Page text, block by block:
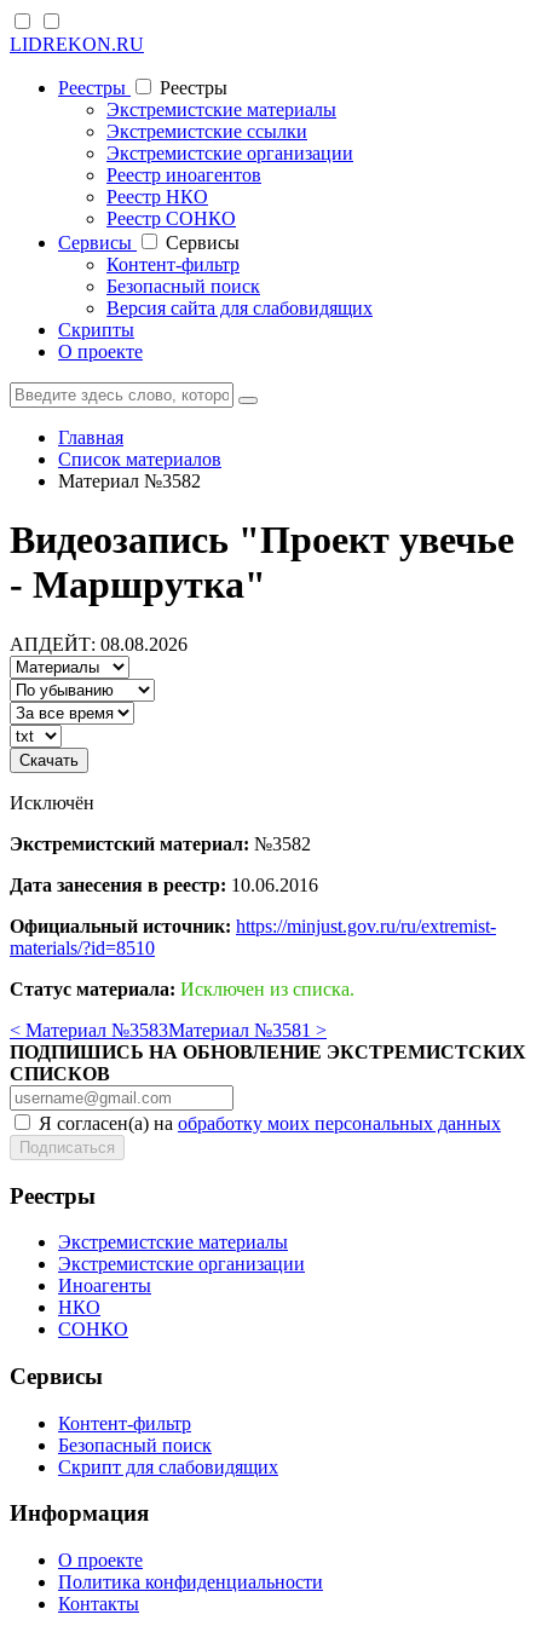
LIDREKON.RU
Реестры
Реестры
Экстремистские материалы
Экстремистские ссылки
Экстремистские организации
Реестр иноагентов
Реестр НКО
Реестр СОНКО
Cервисы
Cервисы
Контент-фильтр
Безопасный поиск
Версия сайта для слабовидящих
Скрипты
О проекте
Главная
Список материалов
Материал №3582
Видеозапись "Проект увечье
- Маршрутка"
АПДЕЙТ: 08.08.2026
Исключён
Экстремистский материал: №3582
Дата занесения в реестр: 10.06.2016
Официальный источник: https://minjust.gov.ru/ru/extremist-
materials/?id=8510
Статус материала: Исключен из списка.
< Материал №3583Материал №3581 >
ПОДПИШИСЬ НА ОБНОВЛЕНИЕ ЭКСТРЕМИСТСКИХ
СПИСКОВ
Я согласен(а) на обработку моих персональных данных
Реестры
Экстремистские материалы
Экстремистские организации
Иноагенты
НКО
СОНКО
Сервисы
Контент-фильтр
Безопасный поиск
Скрипт для слабовидящих
Информация
О проекте
Политика конфиденциальности
Контакты